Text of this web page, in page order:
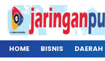
HOME BISNIS DAERAH